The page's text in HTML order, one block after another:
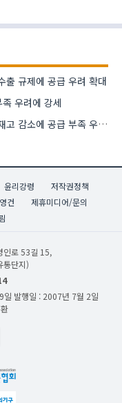
규제에 공급 우려 확대
우려에 강세
[비철금속 시황] 구리 2개월 만에 최고치…재고 감소에 공급 부족 우려 확대
윤리강령
저작권정책
건
제휴미디어/문의
인로 53길 15,
통단지)
일 발행일 : 2007년 7월 2일